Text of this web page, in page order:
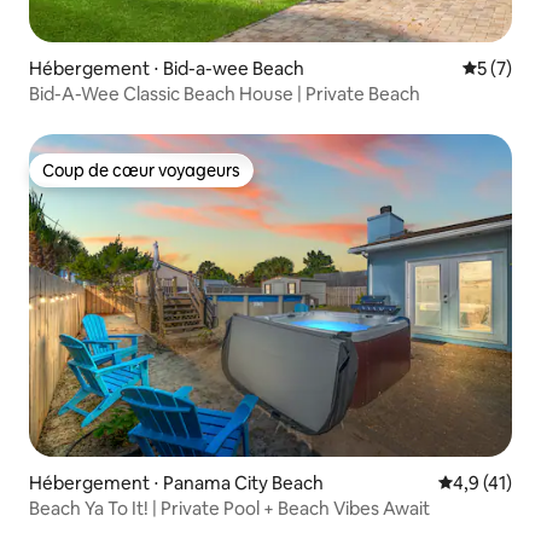
Hébergement ⋅ Bid-a-wee Beach
5 (7)
Bid-A-Wee Classic Beach House | Private Beach
Coup de cœur voyageurs
Coup de cœur voyageurs
Hébergement ⋅ Panama City Beach Évaluation
4,9 (41)
Beach Ya To It! | Private Pool + Beach Vibes Await